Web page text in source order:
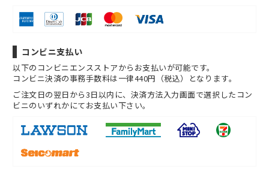
コンビニ支払い
以下のコンビニエンスストアからお支払いが可能です。
コンビニ決済の事務手数料は一律440円（税込）となります。
ご注文日の翌日から3日以内に、決済方法入力画面で選択したコン
ビニのいずれかにてお支払い下さい。